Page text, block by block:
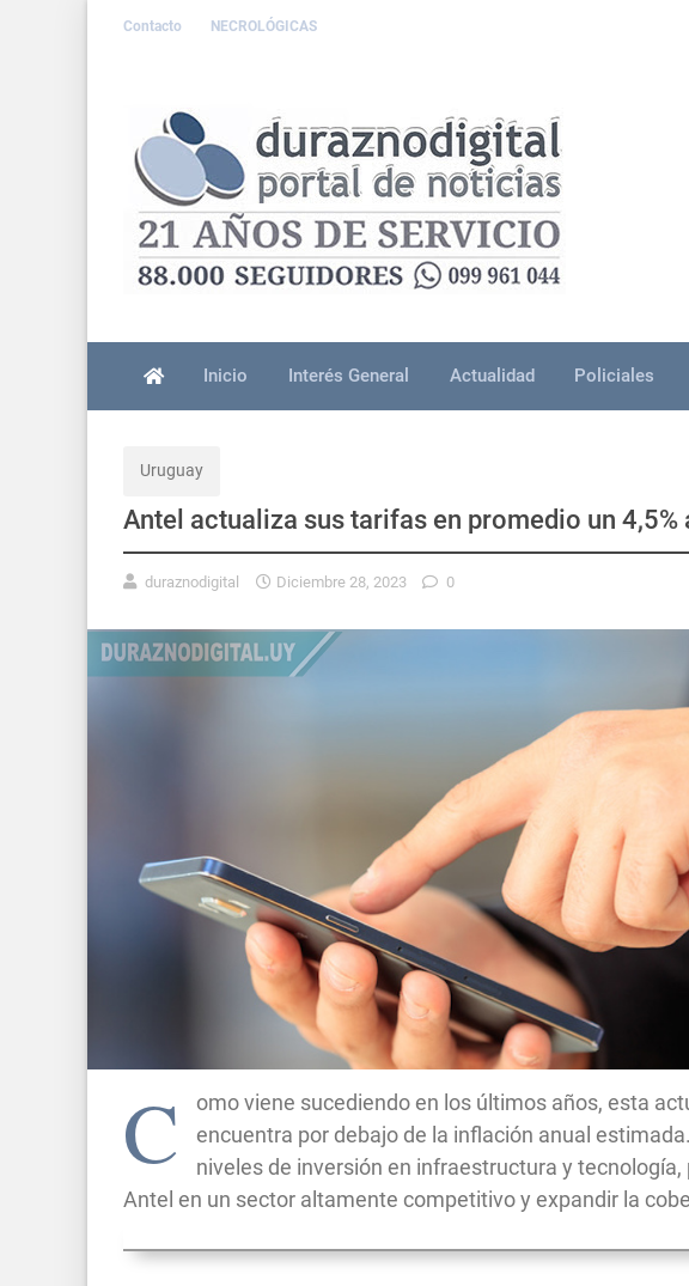
Contacto NECROLÓGICAS
Inicio Interés General Actualidad Policiales
Uruguay
Antel actualiza sus tarifas en promedio un 4,5%
duraznodigital Diciembre 28, 2023 0
C
omo viene sucediendo en los últimos años, esta
encuentra por debajo de la inflación anual
niveles de inversión en infraestructura y
Antel en un sector altamente competitivo y expandir la